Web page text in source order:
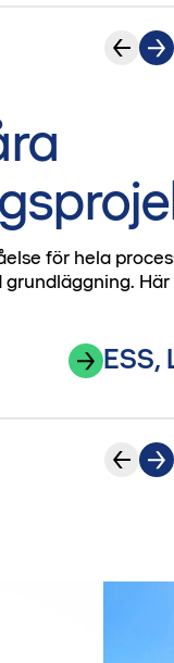
för hela
Här
ESS,